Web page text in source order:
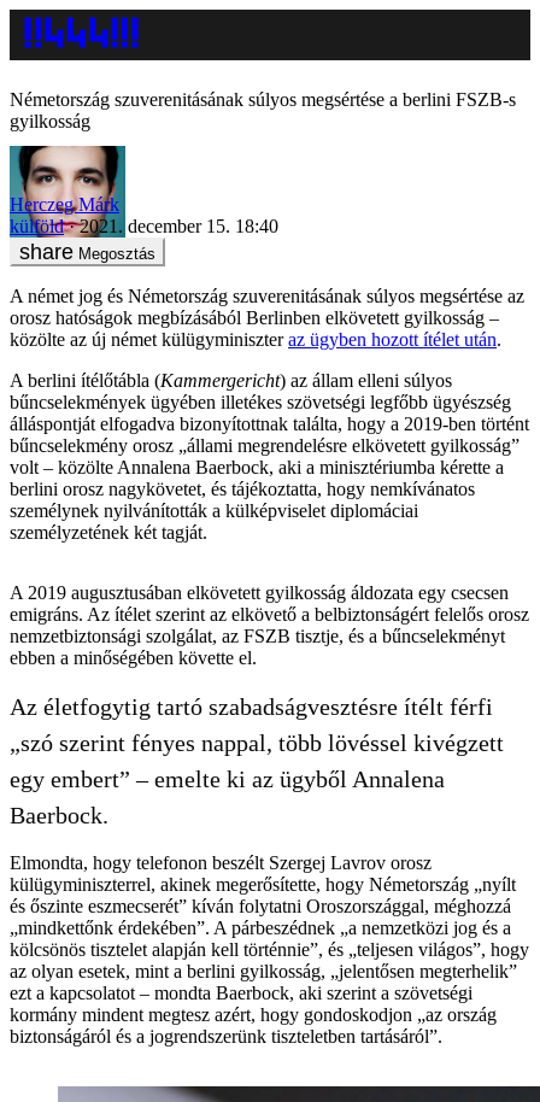
Németország szuverenitásának súlyos megsértése a berlini FSZB-s
gyilkosság
Herczeg Márk
külföld
2021. december 15. 18:40
Megosztás
A német jog és Németország szuverenitásának súlyos megsértése az
orosz hatóságok megbízásából Berlinben elkövetett gyilkosság –
közölte az új német külügyminiszteraz ügyben hozott ítélet után.
A berlini ítélőtábla (Kammergericht) az állam elleni súlyos
bűncselekmények ügyében illetékes szövetségi legfőbb ügyészség
álláspontját elfogadva bizonyítottnak találta, hogy a 2019-ben történt
bűncselekmény orosz „állami megrendelésre elkövetett gyilkosság”
volt – közölte Annalena Baerbock, aki a minisztériumba kérette a
berlini orosz nagykövetet, és tájékoztatta, hogy nemkívánatos
személynek nyilvánították a külképviselet diplomáciai
személyzetének két tagját.
A 2019 augusztusában elkövetett gyilkosság áldozata egy csecsen
emigráns. Az ítélet szerint az elkövető a belbiztonságért felelős orosz
nemzetbiztonsági szolgálat, az FSZB tisztje, és a bűncselekményt
ebben a minőségében követte el.
Az életfogytig tartó szabadságvesztésre ítélt férfi
„szó szerint fényes nappal, több lövéssel kivégzett
egy embert” – emelte ki az ügyből Annalena
Baerbock.
Elmondta, hogy telefonon beszélt Szergej Lavrov orosz
külügyminiszterrel, akinek megerősítette, hogy Németország „nyílt
és őszinte eszmecserét” kíván folytatni Oroszországgal, méghozzá
„mindkettőnk érdekében”. A párbeszédnek „a nemzetközi jog és a
kölcsönös tisztelet alapján kell történnie”, és „teljesen világos”, hogy
az olyan esetek, mint a berlini gyilkosság, „jelentősen megterhelik”
ezt a kapcsolatot – mondta Baerbock, aki szerint a szövetségi
kormány mindent megtesz azért, hogy gondoskodjon „az ország
biztonságáról és a jogrendszerünk tiszteletben tartásáról”.